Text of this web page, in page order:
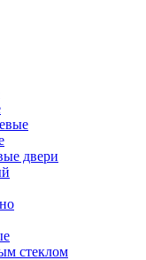
двери
стеклом